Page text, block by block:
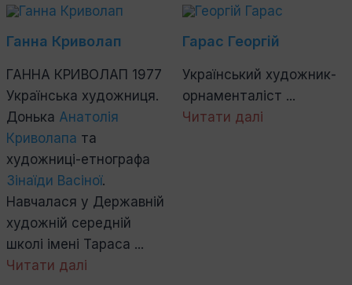
Ганна Криволап
ГАННА КРИВОЛАП 1977
Українська художниця.
Донька Анатолія
Криволапа та
художниці-етнографа
Зінаїди Васіної.
Навчалася у Державній
художній середній
школі імені Тараса ...
Читати далі
Гарас Георгій
Український художник-
орнаменталіст ...
Читати далі